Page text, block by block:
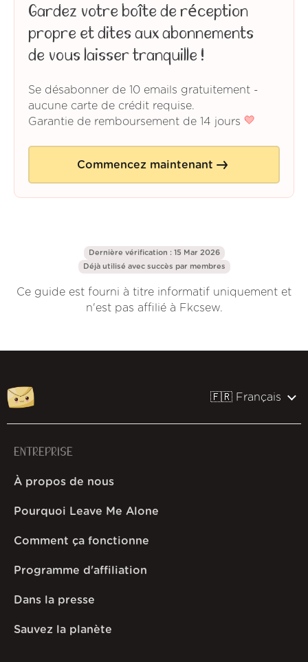
Gardez votre boîte de réception
propre et dites aux abonnements
de vous laisser tranquille !
Se désabonner de 10 emails gratuitement -
aucune carte de crédit requise.
Garantie de remboursement de 14 jours
Commencez maintenant
Dernière vérification : 15 Mar 2026
Déjà utilisé avec succès par membres
Ce guide est fourni à titre informatif uniquement et
n'est pas affilié à Fkcsew.
🇫🇷 Français
ENTREPRISE
À propos de nous
Pourquoi Leave Me Alone
Comment ça fonctionne
Programme d'affiliation
Dans la presse
Sauvez la planète